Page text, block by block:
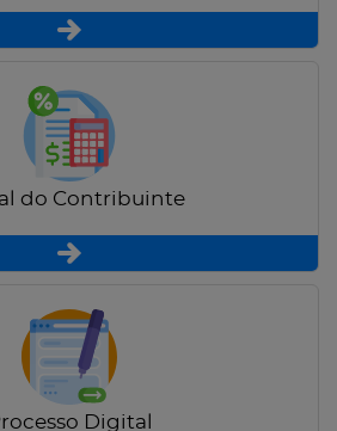
do Contribuinte
Digital